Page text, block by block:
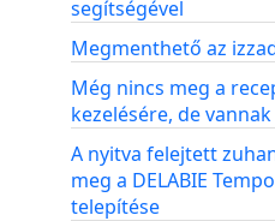
segítségével
Megmenthető az
Még nincs meg a
kezelésére, de
A nyitva felejtett
meg a DELABIE
telepítése